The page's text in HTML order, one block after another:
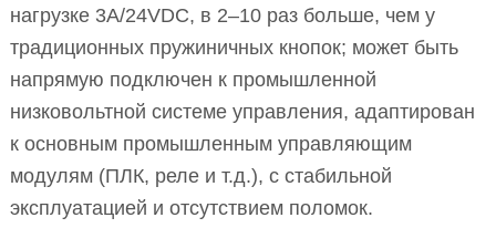
нагрузке 3A/24VDC, в 2–10 раз больше, чем у
традиционных пружиничных кнопок; может быть
напрямую подключен к промышленной
низковольтной системе управления, адаптирован
к основным промышленным управляющим
модулям (ПЛК, реле и т.д.), с стабильной
эксплуатацией и отсутствием поломок.